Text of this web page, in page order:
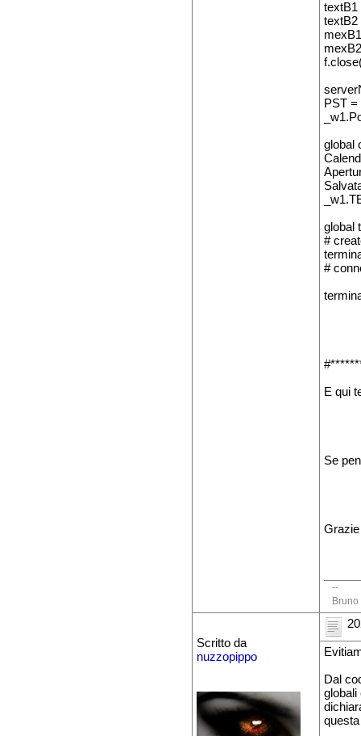
textB1
textB2
PST =
global
global
#
#
E qui
Se
Grazie
--
Bruno
Scritto da
nuzzopippo
Dal
globali